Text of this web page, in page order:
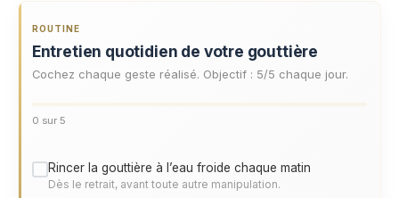
ROUTINE
Entretien quotidien de votre gouttière
Cochez chaque geste réalisé. Objectif : 5/5 chaque jour.
0 sur 5
Rincer la gouttière à l’eau froide chaque matin
Dès le retrait, avant toute autre manipulation.